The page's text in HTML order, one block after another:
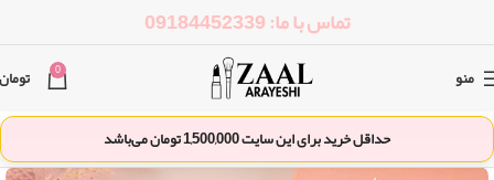
تماس با ما: 09184452339
منو 0 تومان
حداقل خرید برای این سایت1,500,000تومان می‌باشد